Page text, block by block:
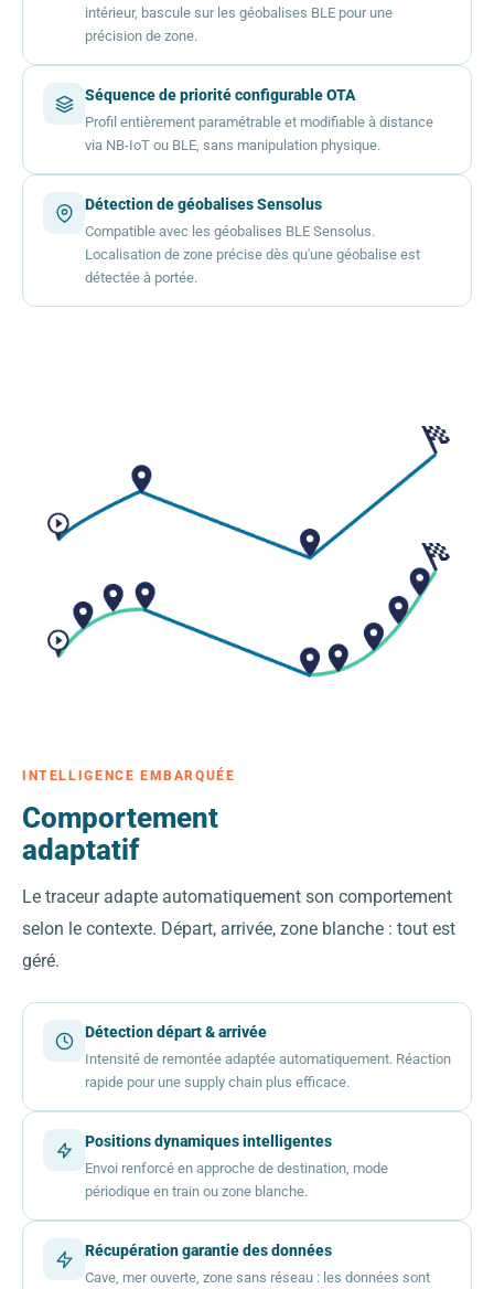
intérieur, bascule sur les géobalises BLE pour une
précision de zone.
Séquence de priorité configurable OTA
Profil entièrement paramétrable et modifiable à distance
via NB-IoT ou BLE, sans manipulation physique.
Détection de géobalises Sensolus
Compatible avec les géobalises BLE Sensolus.
Localisation de zone précise dès qu'une géobalise est
détectée à portée.
INTELLIGENCE EMBARQUÉE
Comportement
adaptatif
Le traceur adapte automatiquement son comportement
selon le contexte. Départ, arrivée, zone blanche : tout est
géré.
Détection départ & arrivée
Intensité de remontée adaptée automatiquement. Réaction
rapide pour une supply chain plus efficace.
Positions dynamiques intelligentes
Envoi renforcé en approche de destination, mode
périodique en train ou zone blanche.
Récupération garantie des données
Cave, mer ouverte, zone sans réseau : les données sont